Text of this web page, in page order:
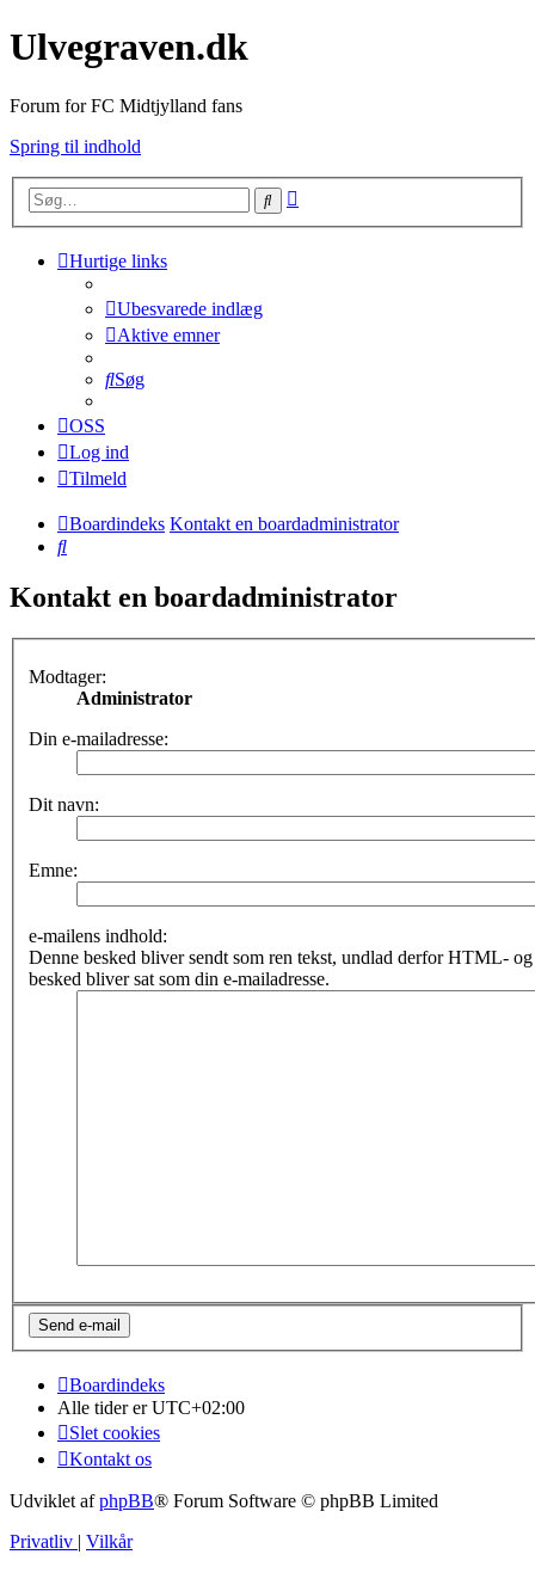
Ulvegraven.dk
Forum for FC Midtjylland fans
Spring til indhold
Søg
Hurtige links
Ubesvarede indlæg
Aktive emner
Søg
OSS
Log ind
Tilmeld
Boardindeks Kontakt en boardadministrator
Søg
Kontakt en boardadministrator
Modtager:
Administrator
Din e-mailadresse:
Dit navn:
Emne:
e-mailens indhold:
Denne besked bliver sendt som ren tekst, undlad derfor HTML-
besked bliver sat som din e-mailadresse.
Boardindeks
Alle tider erUTC+02:00
Slet cookies
Kontakt os
Udviklet afphpBB® Forum Software © phpBB Limited
Privatliv
Vilkår